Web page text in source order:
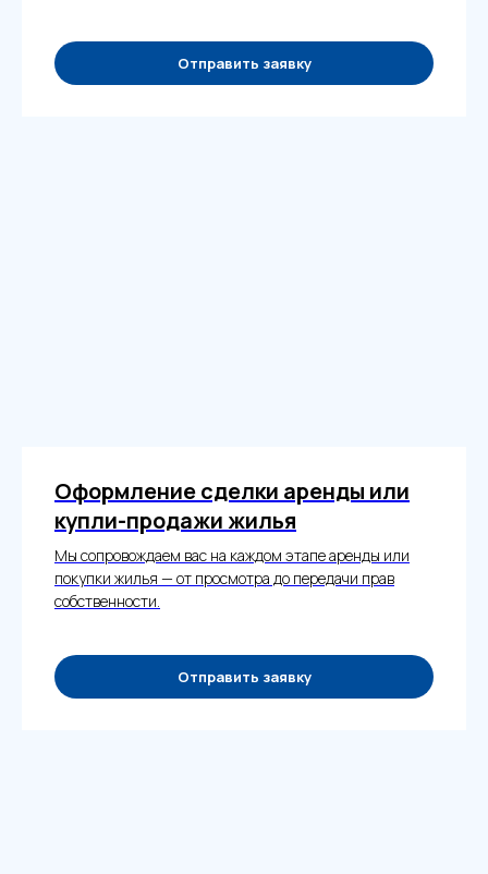
Отправить заявку
Оформление сделки аренды или
купли-продажи жилья
Мы сопровождаем вас на каждом этапе аренды или
покупки жилья — от просмотра до передачи прав
собственности.
Отправить заявку